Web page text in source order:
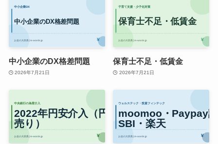
中小企業のDX格差問題
2026年7月21日
保育士不足・低賃金
2026年7月21日